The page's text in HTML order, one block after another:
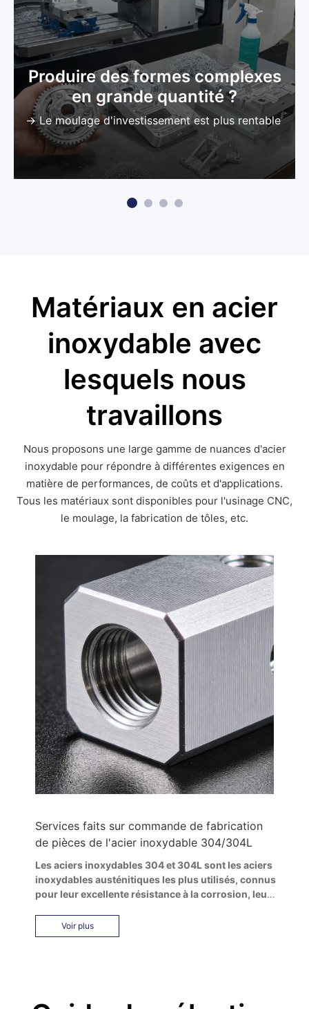
Produire des formes complexes
en grande quantité ?
→ Le moulage d'investissement est plus rentable
Matériaux en acier
inoxydable avec
lesquels nous
travaillons
Nous proposons une large gamme de nuances d'acier
inoxydable pour répondre à différentes exigences en
matière de performances, de coûts et d'applications.
Tous les matériaux sont disponibles pour l'usinage CNC,
le moulage, la fabrication de tôles, etc.
Services faits sur commande de fabrication
de pièces de l'acier inoxydable 304/304L
Les aciers inoxydables 304 et 304L sont les aciers
inoxydables austénitiques les plus utilisés, connus
pour leur excellente résistance à la corrosion, leur
polyvalentes. Ils sont idéaux pour les applications
d'usinage CNC, de fabrication et de soudage de
Voir plus